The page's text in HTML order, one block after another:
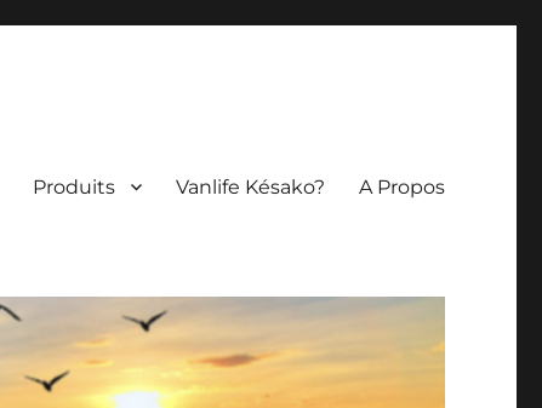
Produits Vanlife Késako? A Propos